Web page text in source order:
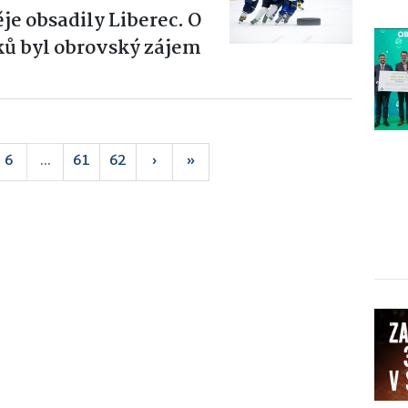
obsadily Liberec. O
byl obrovský zájem
6 ... 61 62 › »